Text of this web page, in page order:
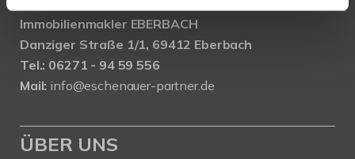
Immobilienmakler EBERBACH
Danziger Straße 1/1, 69412 Eberbach
Tel.: 06271 - 94 59 556
Mail: info@eschenauer-partner.de
ÜBER UNS